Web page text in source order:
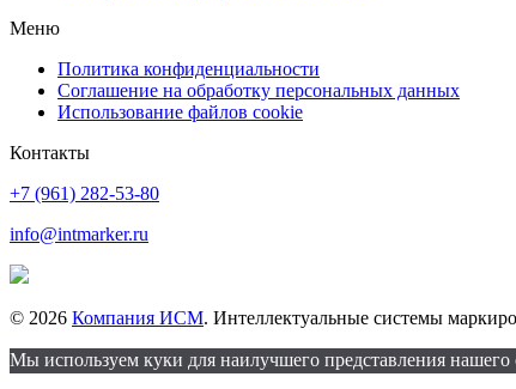
Меню
Политика конфиденциальности
Соглашение на обработку персональных данных
Использование файлов cookie
Контакты
+7 (961) 282-53-80
info@intmarker.ru
© 2026 Компания ИСМ. Интеллектуальные системы
Мы используем куки для наилучшего представления нашего